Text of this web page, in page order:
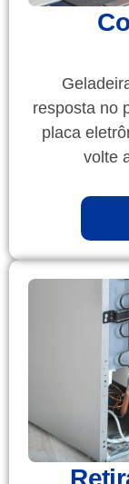
resposta no
placa
volte